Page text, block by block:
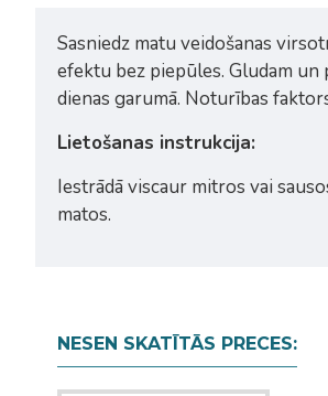
Sasniedz matu veidošanas
efektu bez piepūles. Gludam
dienas garumā. Noturības
Lietošanas instrukcija:
Iestrādā viscaur mitros vai
matos.
NESEN SKATĪTĀS PRECES: